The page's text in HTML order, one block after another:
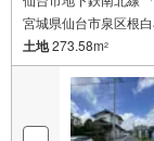
宮城県仙台市泉区根
土地273.58m2